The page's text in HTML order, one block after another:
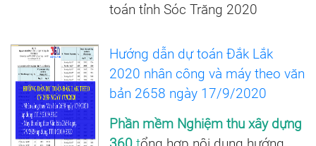
toán tỉnh Sóc Trăng 2020
Hướng dẫn dự toán Đắk Lắk
2020 nhân công và máy theo văn
bản 2658 ngày 17/9/2020
Phần mềm Nghiệm thu xây dựng